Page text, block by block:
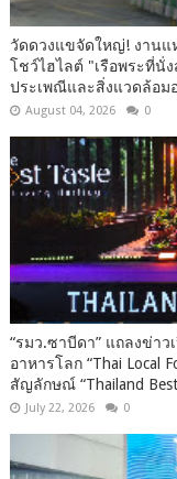
วัดดวงแขจัดใหญ่! งานแ
โชว์ไฮไลต์ "เรือพระที่นั่
ประเพณีและสิ่งแวดล้อม
August 04, 2026 0
“รมว.ซาบีดา” แถลงข่า
อาหารโลก “Thai Local
สัญลักษณ์ “Thailand Best
July 22, 2026 0